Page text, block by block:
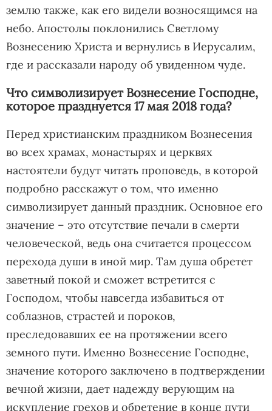
землю также, как его видели возносящимся на
небо. Апостолы поклонились Светлому
Вознесению Христа и вернулись в Иерусалим,
где и рассказали народу об увиденном чуде.
Что символизирует Вознесение Господне,
которое празднуется 17 мая 2018 года?
Перед христианским праздником Вознесения
во всех храмах, монастырях и церквях
настоятели будут читать проповедь, в которой
подробно расскажут о том, что именно
символизирует данный праздник. Основное его
значение – это отсутствие печали в смерти
человеческой, ведь она считается процессом
перехода души в иной мир. Там душа обретет
заветный покой и сможет встретится с
Господом, чтобы навсегда избавиться от
соблазнов, страстей и пороков,
преследовавших ее на протяжении всего
земного пути. Именно Вознесение Господне,
значение которого заключено в подтверждении
вечной жизни, дает надежду верующим на
искупление грехов и обретение в конце пути